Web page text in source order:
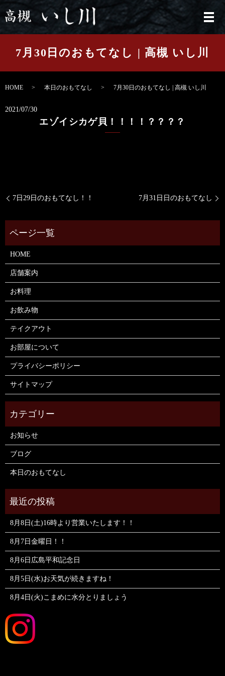
メ
7月30日のおもてなし | 高槻 いし川
HOME 本日のおもてなし 7月30日のおもてなし | 高槻 いし川
2021/07/30
エゾイシカゲ貝！！！！？？？？
7日29日のおもてなし！！ 7月31日日のおもてなし
HOME
店舗案内
お料理
お飲み物
テイクアウト
お部屋について
プライバシーポリシー
サイトマップ
お知らせ
ブログ
本日のおもてなし
8月8日(土)16時より営業いたします！！
8月7日金曜日！！
8月6日広島平和記念日
8月5日(水)お天気が続きますね！
8月4日(火)こまめに水分とりましょう